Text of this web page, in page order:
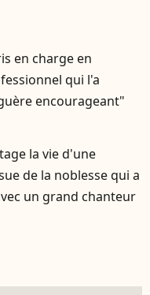
en charge en
qui l'a
encourageant"
la vie d'une
de la noblesse qui a
un grand chanteur